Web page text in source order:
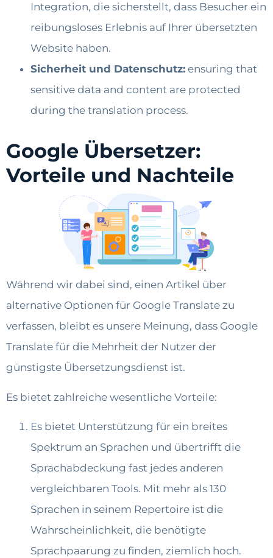
Integration, die sicherstellt, dass Besucher ein
reibungsloses Erlebnis auf Ihrer übersetzten
Website haben.
Sicherheit und Datenschutz: ensuring that
sensitive data and content are protected
during the translation process.
Google Übersetzer:
Vorteile und Nachteile
Während wir dabei sind, einen Artikel über
alternative Optionen für Google Translate zu
verfassen, bleibt es unsere Meinung, dass Google
Translate für die Mehrheit der Nutzer der
günstigste Übersetzungsdienst ist.
Es bietet zahlreiche wesentliche Vorteile:
Es bietet Unterstützung für ein breites
Spektrum an Sprachen und übertrifft die
Sprachabdeckung fast jedes anderen
vergleichbaren Tools. Mit mehr als 130
Sprachen in seinem Repertoire ist die
Wahrscheinlichkeit, die benötigte
Sprachpaarung zu finden, ziemlich hoch.